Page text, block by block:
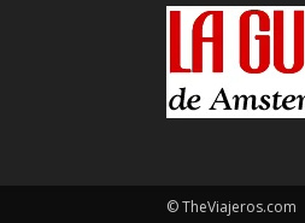
© TheViajeros.com